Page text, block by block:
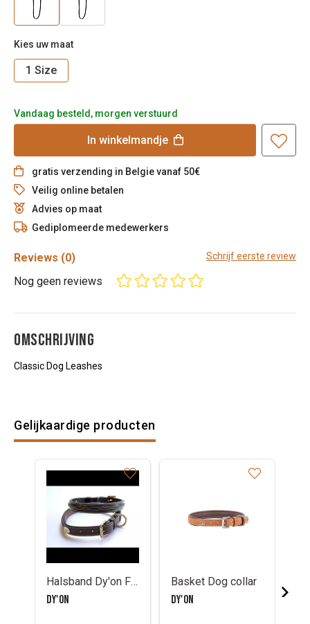
Kies uw maat
1 Size
Vandaag besteld, morgen verstuurd
In winkelmandje
gratis verzending in Belgie vanaf 50€
Veilig online betalen
Advies op maat
Gediplomeerde medewerkers
Reviews (0) Schrijf eerste review
Nog geen reviews
OMSCHRIJVING
Classic Dog Leashes
Gelijkaardige producten
Halsband Dy'on Fancy
DY'ON
Basket Dog collar
DY'ON